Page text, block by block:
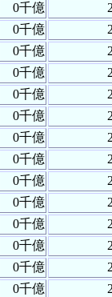
0千億
0千億
0千億
0千億
0千億
0千億
0千億
0千億
0千億
0千億
0千億
0千億
0千億
0千億